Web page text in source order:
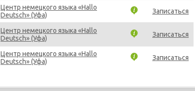
Центр немецкого языка «Hallo
Deutsch» (Уфа)
Записаться
Центр немецкого языка «Hallo
Deutsch» (Уфа)
Записаться
Центр немецкого языка «Hallo
Deutsch» (Уфа)
Записаться